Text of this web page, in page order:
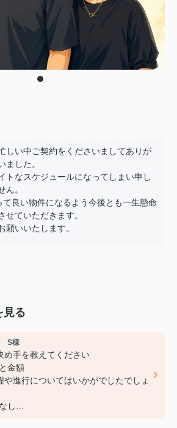
しい中ご契約をくださいましてありが
ました。
トなスケジュールになってしまい申し
ん。
て良い物件になるよう今後とも一生懸命
せていただきます。
願いいたします。
見る
S様
め手を教えてください
額
や進行についてはいかがでしたでしょ
し